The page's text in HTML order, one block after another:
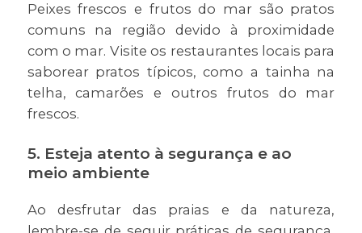
Peixes frescos e frutos do mar são pratos
comuns na região devido à proximidade
com o mar. Visite os restaurantes locais para
saborear pratos típicos, como a tainha na
telha, camarões e outros frutos do mar
frescos.
5. Esteja atento à segurança e ao
meio ambiente
Ao desfrutar das praias e da natureza,